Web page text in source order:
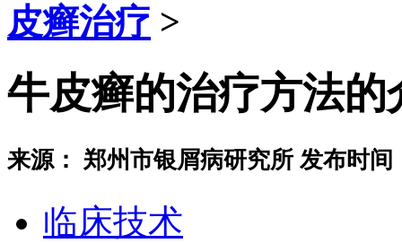
皮癣治疗 >
牛皮癣的治疗方法的
来源： 郑州市银屑病研究所 发布时间
临床技术